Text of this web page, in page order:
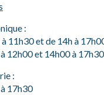
:
11h30 et de 14h à
12h00 et 14h00 à 17h30
:
17h30